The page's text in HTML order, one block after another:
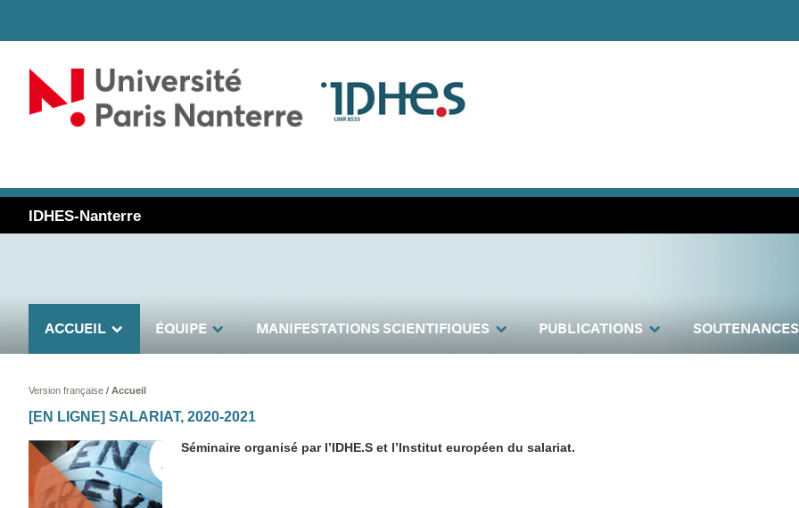
IDHES-Nanterre
ACCUEIL ÉQUIPE MANIFESTATIONS SCIENTIFIQUES PUBLICATIONS SOUTENANCES
Version française/ Accueil
[EN LIGNE] SALARIAT, 2020-2021
Séminaire organisé par l’IDHE.S et l’Institut européen du salariat.